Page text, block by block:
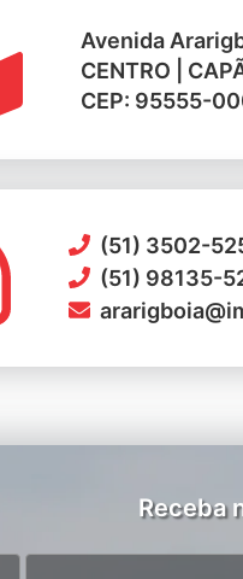
Avenida
CENTRO |
CEP: 95555-
(51) 3502-
(51) 98135-
Receba